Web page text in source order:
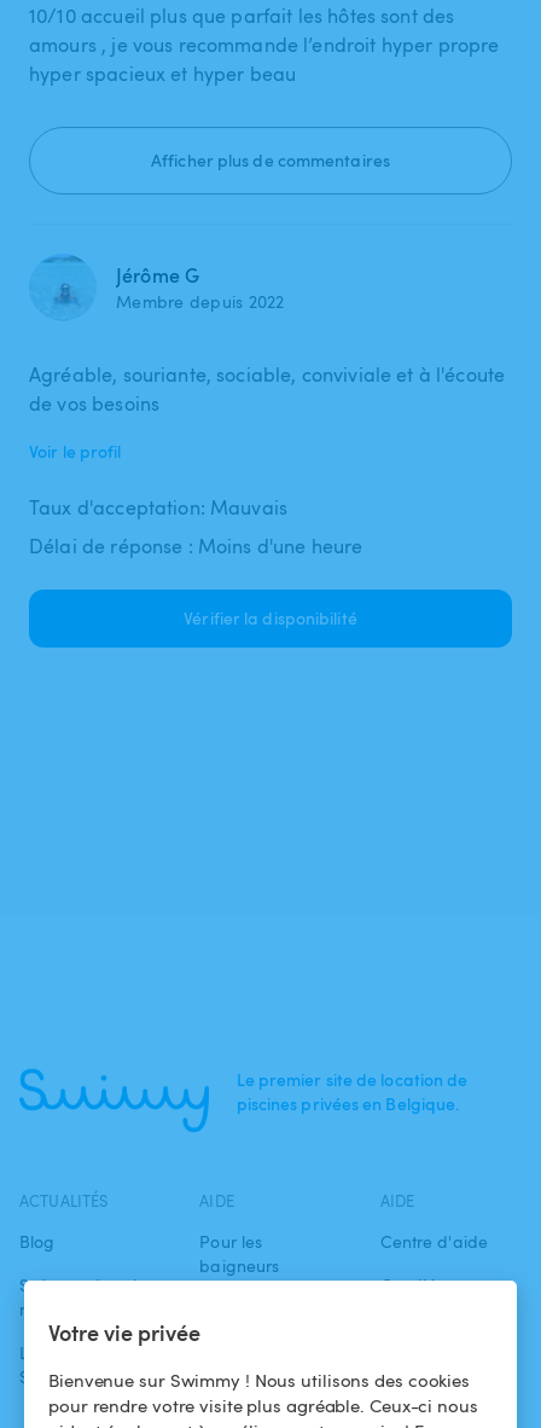
Votre vie privée
Bienvenue sur Swimmy ! Nous utilisons des cookies
pour rendre votre visite plus agréable. Ceux-ci nous
10/10 accueil plus que parfait les hôtes sont des
amours , je vous recommande l’endroit hyper propre
hyper spacieux et hyper beau
Afficher plus de commentaires
Jérôme G
Membre depuis 2022
Agréable, souriante, sociable, conviviale et à l'écoute
de vos besoins
Voir le profil
Taux d'acceptation: Mauvais
Délai de réponse : Moins d'une heure
Vérifier la disponibilité
Le premier site de location de
piscines privées en Belgique.
ACTUALITÉS
Blog
Swimmy dans les
médias
L'aventure
Swimmy
AIDE
Pour les
baigneurs
propriétaires
Louer ma piscine
Comment ça
AIDE
Centre d'aide
Conditions
confidentialité
Mentions légales